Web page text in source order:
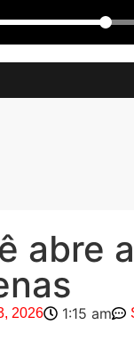
abre
2026 1:15 am